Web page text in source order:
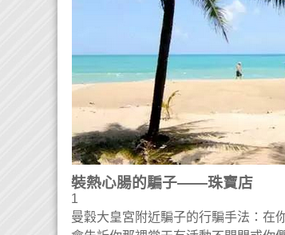
裝熱心腸的騙子——珠寶店
1
曼穀大皇宮附近騙子的行騙手法：在